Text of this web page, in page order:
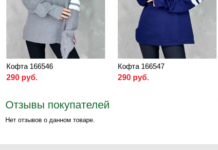
Кофта 166546
290 руб.
Кофта 166547
290 руб.
Отзывы покупателей
Нет отзывов о данном товаре.